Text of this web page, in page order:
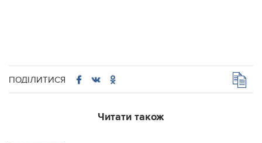
ПОДІЛИТИСЯ
Читати також